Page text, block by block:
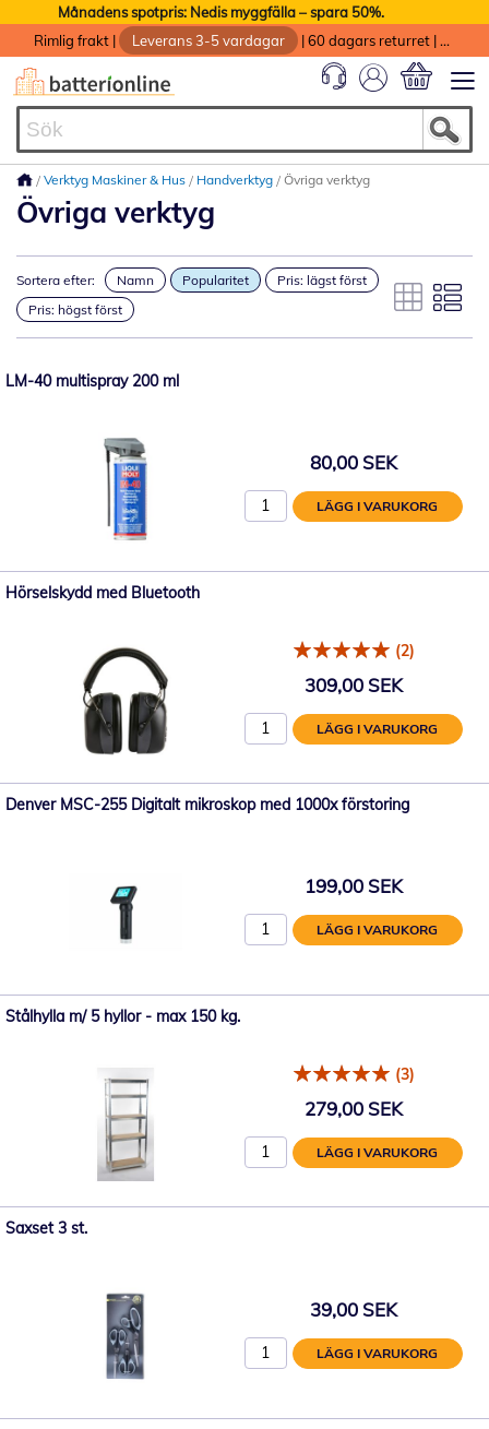
Månadens spotpris: Nedis myggfälla – spara 50%.
Rimlig frakt | Leverans 3-5 vardagar |60 dagars returret |
Verktyg Maskiner & Hus Handverktyg Övriga verktyg
Övriga verktyg
Sortera efter: Namn Popularitet
Pris: lägst först
Pris: högst först
LM-40 multispray 200 ml
80,00 SEK
LÄGG I VARUKORG
Hörselskydd med Bluetooth
(2)
309,00 SEK
LÄGG I VARUKORG
Denver MSC-255 Digitalt mikroskop med 1000x förstoring
199,00 SEK
LÄGG I VARUKORG
Stålhylla m/ 5 hyllor - max 150 kg.
(3)
279,00 SEK
LÄGG I VARUKORG
Saxset 3 st.
39,00 SEK
LÄGG I VARUKORG